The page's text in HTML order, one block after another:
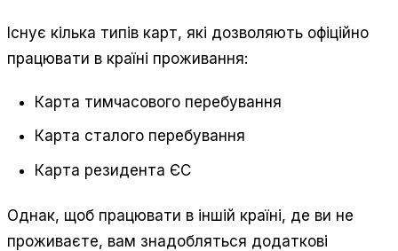
Існує кілька типів карт, які дозволяють офіційно
працювати в країні проживання:
Карта тимчасового перебування
Карта сталого перебування
Карта резидента ЄС
Однак, щоб працювати в іншій країні, де ви не
проживаєте, вам знадобляться додаткові